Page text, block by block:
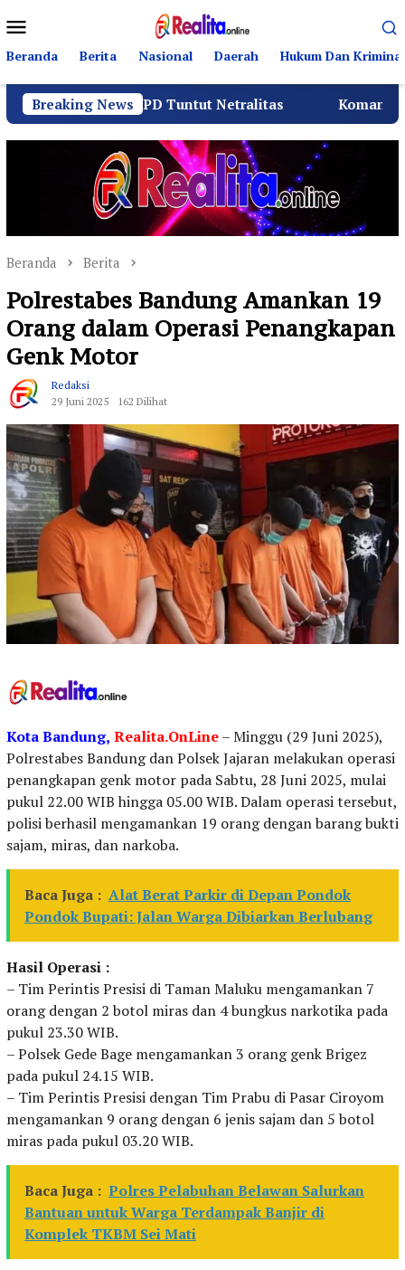
ke
kontenMobile
Beranda Berita Nasional Daerah Hukum Dan Kriminal
Breaking News
dan BPD Tuntut Netralitas Komando Angkatan
Beranda Berita
Polrestabes Bandung Amankan 19
Orang dalam Operasi Penangkapan
Genk Motor
Redaksi
29 Juni 2025
162 Dilihat
Kota Bandung, Realita.OnLine– Minggu (29 Juni 2025),
Polrestabes Bandung dan Polsek Jajaran melakukan operasi
penangkapan genk motor pada Sabtu, 28 Juni 2025, mulai
pukul 22.00 WIB hingga 05.00 WIB. Dalam operasi tersebut,
polisi berhasil mengamankan 19 orang dengan barang bukti
sajam, miras, dan narkoba.
Baca Juga : Alat Berat Parkir di Depan Pondok
Pondok Bupati: Jalan Warga Dibiarkan Berlubang
Hasil Operasi :
– Tim Perintis Presisi di Taman Maluku mengamankan 7
orang dengan 2 botol miras dan 4 bungkus narkotika pada
pukul 23.30 WIB.
– Polsek Gede Bage mengamankan 3 orang genk Brigez
pada pukul 24.15 WIB.
– Tim Perintis Presisi dengan Tim Prabu di Pasar Ciroyom
mengamankan 9 orang dengan 6 jenis sajam dan 5 botol
miras pada pukul 03.20 WIB.
Baca Juga : Polres Pelabuhan Belawan Salurkan
Bantuan untuk Warga Terdampak Banjir di
Komplek TKBM Sei Mati